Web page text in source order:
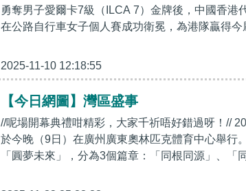
勇奪男子愛爾卡7級（ILCA 7）金牌後，中國香港
在公路自行車女子個人賽成功衛冕，為港隊贏得今
2025-11-10 12:18:55
【今日網圖】灣區盛事
//呢場開幕典禮咁精彩，大家千祈唔好錯過呀！//
於今晚（9日）在廣州廣東奧林匹克體育中心舉行
「圓夢未來」，分為3個篇章：「同根同源」、「